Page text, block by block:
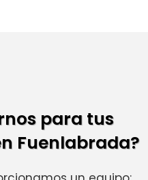
para tus
Fuenlabrada?